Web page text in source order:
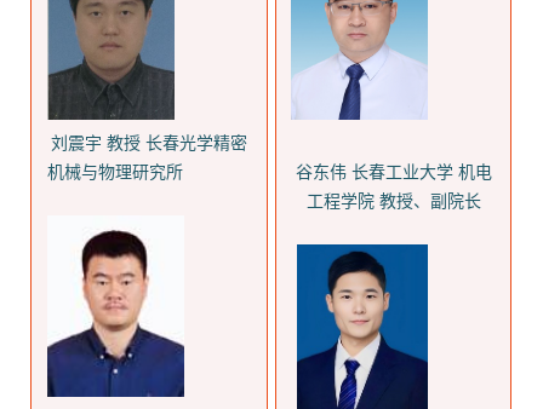
刘震宇 教授 长春光学精密
机械与物理研究所
谷东伟 长春工业大学 机电
工程学院 教授、副院长